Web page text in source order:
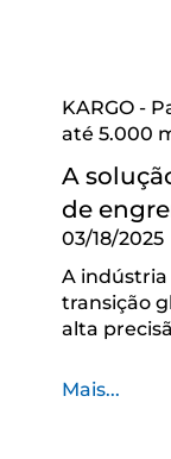
KARGO -
até 5.000
A
de
03/18/2025
A indústria
transição
alta
Mais...